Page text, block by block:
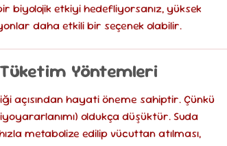
biyolojik etkiyi hedefliyorsanız, yüksek
daha etkili bir seçenek olabilir.
Tüketim Yöntemleri
açısından hayati öneme sahiptir. Çünkü
oldukça düşüktür. Suda
metabolize edilip vücuttan atılması,